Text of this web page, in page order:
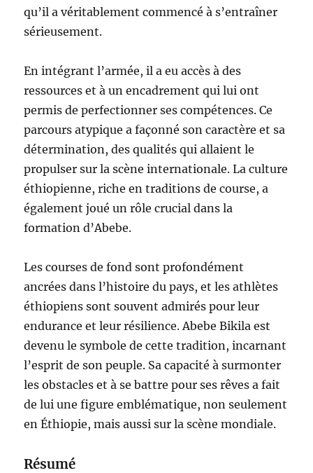
qu’il a véritablement commencé à s’entraîner
sérieusement.
En intégrant l’armée, il a eu accès à des
ressources et à un encadrement qui lui ont
permis de perfectionner ses compétences. Ce
parcours atypique a façonné son caractère et sa
détermination, des qualités qui allaient le
propulser sur la scène internationale. La culture
éthiopienne, riche en traditions de course, a
également joué un rôle crucial dans la
formation d’Abebe.
Les courses de fond sont profondément
ancrées dans l’histoire du pays, et les athlètes
éthiopiens sont souvent admirés pour leur
endurance et leur résilience. Abebe Bikila est
devenu le symbole de cette tradition, incarnant
l’esprit de son peuple. Sa capacité à surmonter
les obstacles et à se battre pour ses rêves a fait
de lui une figure emblématique, non seulement
en Éthiopie, mais aussi sur la scène mondiale.
Résumé